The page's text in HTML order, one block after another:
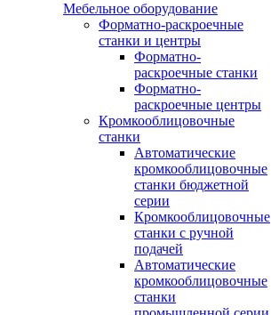
Мебельное оборудование
Форматно-раскроечные
станки и центры
Форматно-
раскроечные станки
Форматно-
раскроечные центры
Кромкооблицовочные
станки
Автоматические
кромкооблицовочные
станки бюджетной
серии
Кромкооблицовочные
станки с ручной
подачей
Автоматические
кромкооблицовочные
станки